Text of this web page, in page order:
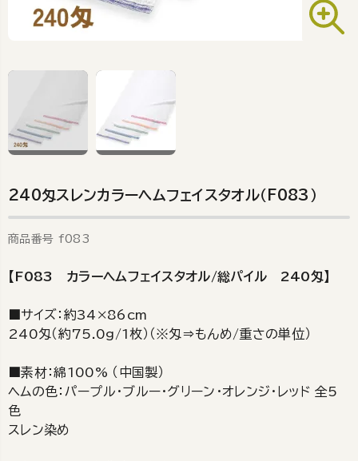
240匁スレンカラーヘムフェイスタオル（F083）
商品番号 f083
【F083 カラーヘムフェイスタオル/総パイル 240匁】
■サイズ：約34×86cm
240匁（約75.0g/1枚）（※匁⇒もんめ/重さの単位）
■素材：綿100% （中国製）
ヘムの色：パープル・ブルー・グリーン・オレンジ・レッド 全5
色
スレン染め